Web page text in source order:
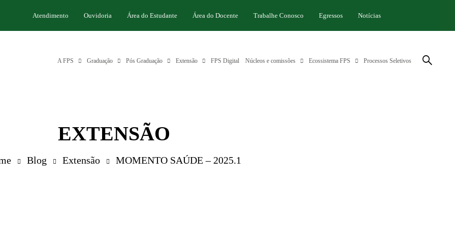
Atendimento Ouvidoria Área do Estudante Área do Docente Trabalhe Conosco Egressos Notícias
A FPS Graduação Pós Graduação Extensão FPS Digital Núcleos e comissões Ecossistema FPS Processos Seletivos
EXTENSÃO
Blog Extensão MOMENTO SAÚDE – 2025.1